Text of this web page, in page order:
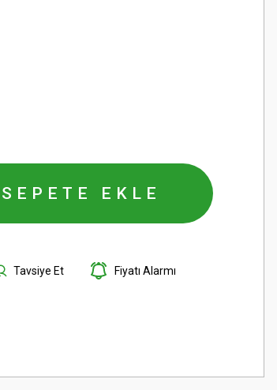
SEPETE EKLE
Tavsiye Et Fiyatı Alarmı